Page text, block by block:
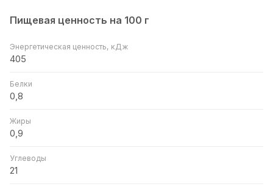
Пищевая ценность на 100 г
Энергетическая ценность, кДж
405
Белки
0,8
Жиры
0,9
Углеводы
21